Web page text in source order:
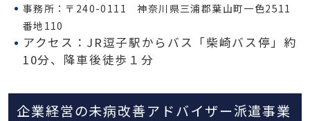
事務所：〒240-0111神奈川県三浦郡葉山町一色2511
番地110
アクセス：JR逗子駅からバス「柴崎バス停」約
10分、降車後徒歩１分
企業経営の未病改善アドバイザー派遣事業